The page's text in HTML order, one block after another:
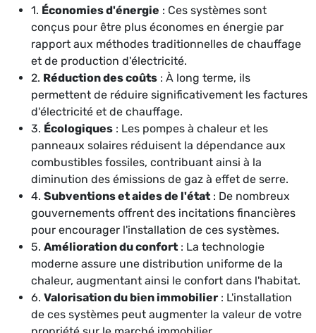
1. Économies d'énergie : Ces systèmes sont
conçus pour être plus économes en énergie par
rapport aux méthodes traditionnelles de chauffage
et de production d'électricité.
2. Réduction des coûts : À long terme, ils
permettent de réduire significativement les factures
d'électricité et de chauffage.
3. Écologiques : Les pompes à chaleur et les
panneaux solaires réduisent la dépendance aux
combustibles fossiles, contribuant ainsi à la
diminution des émissions de gaz à effet de serre.
4. Subventions et aides de l'état : De nombreux
gouvernements offrent des incitations financières
pour encourager l'installation de ces systèmes.
5. Amélioration du confort : La technologie
moderne assure une distribution uniforme de la
chaleur, augmentant ainsi le confort dans l'habitat.
6. Valorisation du bien immobilier : L'installation
de ces systèmes peut augmenter la valeur de votre